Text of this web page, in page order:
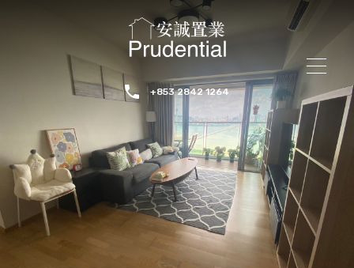
+853 2842 1264